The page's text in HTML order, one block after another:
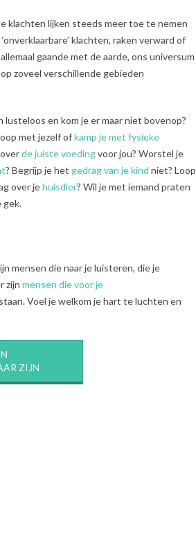
klachten lijken steeds meer toe te nemen
klachten, raken verward of
gaande met de aarde, ons universum
zoveel verschillende gebieden
en kom je er maar niet bovenop?
met jezelf ofkamp je met fysieke
de juiste voedingvoor jou? Worstel je
? Begrijp je het gedrag van je kind niet? Loop
over jehuisdier? Wil je met iemand praten
gek.
mensen die naar je luisteren, die je
zijn mensen die voor je
Voel je welkom je hart te luchten en
ZIJN